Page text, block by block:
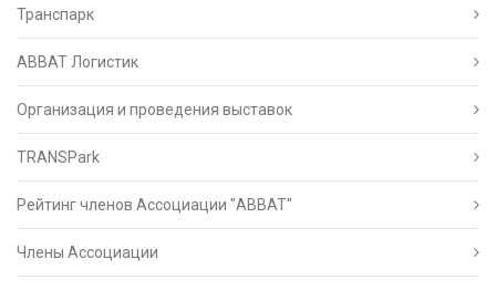
Транспарк
ABBAT Логистик
Организация и проведения выставок
TRANSPark
Рейтинг членов Ассоциации "АВВАТ"
Члены Ассоциации